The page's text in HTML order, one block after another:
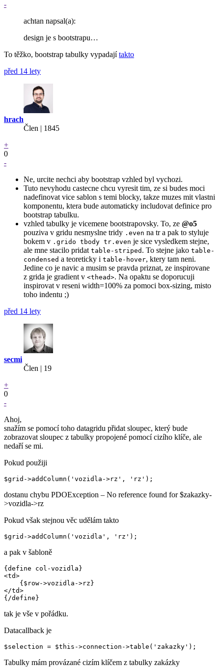
-
achtan napsal(a):
design je s bootstrapu…
To těžko, bootstrap tabulky vypadajítakto
před 14 lety
hrach
Člen | 1845
+
0
-
Ne, urcite nechci aby bootstrap vzhled byl vychozi.
Tuto nevyhodu castecne chcu vyresit tim, ze si budes moci
nadefinovat vice sablon s temi blocky, takze muzes mit vlastni
komponentu, ktera bude automaticky includovat definice pro
bootstrap tabulku.
vzhled tabulky je vicemene bootstrapovsky. To, ze @o5
pouziva v gridu nesmyslne tridy .even na tr a pak to styluje
bokem v .grido tbody tr.even je sice vysledkem stejne,
ale mne stacilo pridat table-striped . To stejne jako table-
condensed a teoreticky i table-hover, ktery tam neni.
Jedine co je navic a musim se pravda priznat, ze inspirovane
z grida je gradient v <thead>. Na opaktu se doporucuji
inspirovat v reseni width=100% za pomoci box-sizing, misto
toho indentu ;)
před 14 lety
secmi
Člen | 19
+
0
-
Ahoj,
snažím se pomocí toho datagridu přidat sloupec, který bude
zobrazovat sloupec z tabulky propojené pomocí cizího klíče, ale
nedaří se mi.
Pokud použiji
dostanu chybu PDOException – No reference found for $zakazky-
>vozidla->rz
Pokud však stejnou věc udělám takto
a pak v šabloně
{define col-vozidla}
<td>
    {$row->vozidla->rz}
</td>
tak je vše v pořádku.
Datacallback je
Tabulky mám provázané cizím klíčem z tabulky zakázky